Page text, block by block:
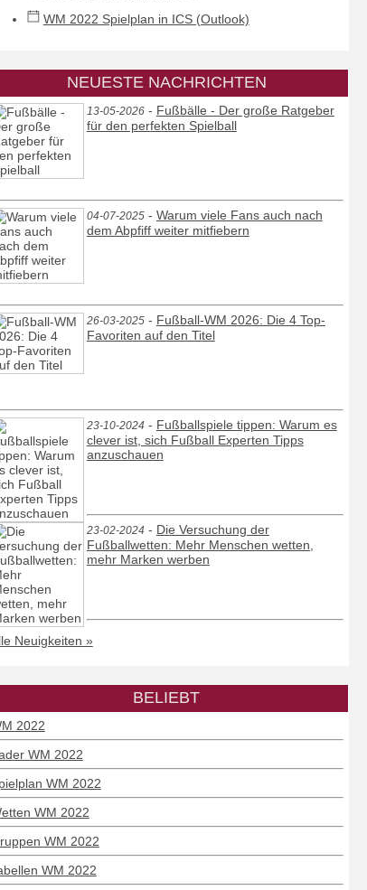
WM 2022 Spielplan in ICS (Outlook)
NEUESTE NACHRICHTEN
13-05-2026- Fußbälle - Der große Ratgeber
für den perfekten Spielball
04-07-2025- Warum viele Fans auch nach
dem Abpfiff weiter mitfiebern
26-03-2025- Fußball-WM 2026: Die 4 Top-
Favoriten auf den Titel
23-10-2024 - Fußballspiele tippen: Warum es
clever ist, sich Fußball Experten Tipps
anzuschauen
23-02-2024 - Die Versuchung der
Fußballwetten: Mehr Menschen wetten,
mehr Marken werben
Neuigkeiten »
BELIEBT
2022
WM 2022
WM 2022
WM 2022
WM 2022
WM 2022